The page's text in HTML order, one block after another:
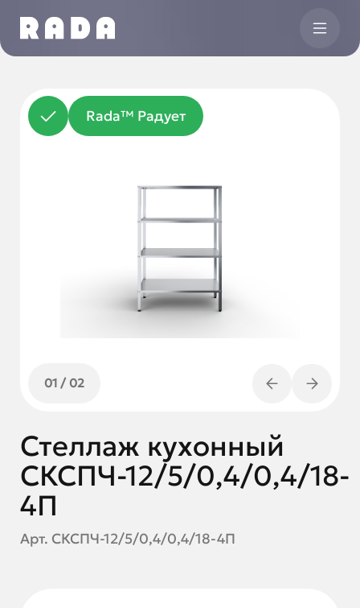
Rada™ Радует
01/02
Стеллаж кухонный
СКСПЧ-12/5/0,4/0,4/18-
4П
Арт. СКСПЧ-12/5/0,4/0,4/18-4П